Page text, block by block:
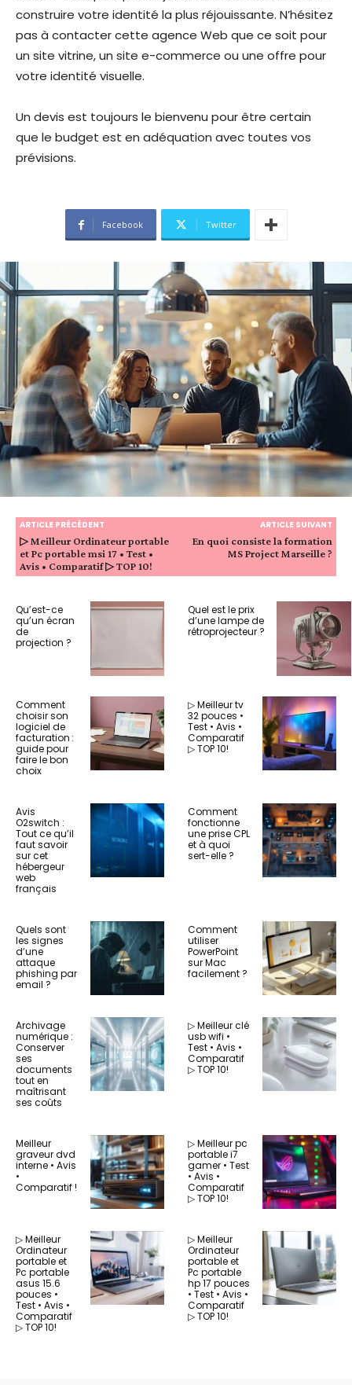
construire votre identité la plus réjouissante. N’hésitez
pas à contacter cette agence Web que ce soit pour
un site vitrine, un site e-commerce ou une offre pour
votre identité visuelle.
Un devis est toujours le bienvenu pour être certain
que le budget est en adéquation avec toutes vos
prévisions.
Facebook Twitter
ARTICLE PRÉCÉDENT
▷ Meilleur Ordinateur portable
et Pc portable msi 17 • Test •
Avis • Comparatif ▷ TOP 10!
ARTICLE SUIVANT
En quoi consiste la formation
MS Project Marseille ?
Qu’est-ce
qu’un écran
de
projection ?
Quel est le prix
d’une lampe de
rétroprojecteur ?
Comment
choisir son
logiciel de
facturation :
guide pour
faire le bon
choix
▷ Meilleur tv
32 pouces •
Test • Avis •
Comparatif
▷ TOP 10!
Avis
O2switch :
Tout ce qu’il
faut savoir
sur cet
hébergeur
web
français
Comment
fonctionne
une prise CPL
et à quoi
sert-elle ?
Quels sont
les signes
d’une
attaque
phishing par
email ?
Comment
utiliser
PowerPoint
sur Mac
facilement ?
Archivage
numérique :
Conserver
ses
documents
tout en
maîtrisant
ses coûts
▷ Meilleur clé
usb wifi •
Test • Avis •
Comparatif
▷ TOP 10!
Meilleur
graveur dvd
interne • Avis
•
Comparatif !
▷ Meilleur pc
portable i7
gamer • Test
• Avis •
Comparatif
▷ TOP 10!
▷ Meilleur
Ordinateur
portable et
Pc portable
asus 15.6
pouces •
Test • Avis •
Comparatif
▷ TOP 10!
▷ Meilleur
Ordinateur
portable et
Pc portable
hp 17 pouces
• Test • Avis •
Comparatif
▷ TOP 10!